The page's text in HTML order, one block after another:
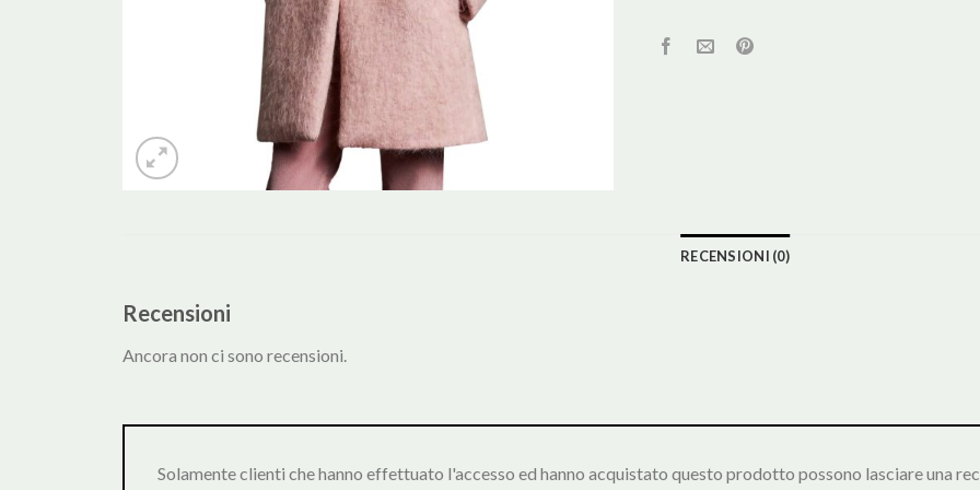
RECENSIONI (0)
Recensioni
Ancora non ci sono recensioni.
Solamente clienti che hanno effettuato l'accesso ed hanno acquistato questo prodotto possono lasciare una